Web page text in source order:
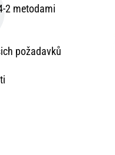
2 metodami
požadavků